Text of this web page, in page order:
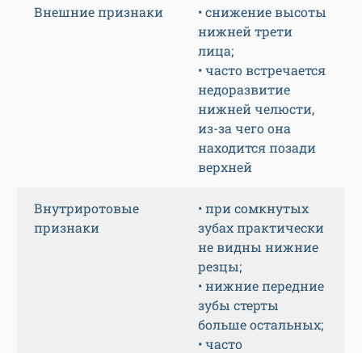
Внешние признаки
• снижение высоты
нижней трети
лица;
• часто встречается
недоразвитие
нижней челюсти,
из-за чего она
находится позади
верхней
Внутриротовые
признаки
• при сомкнутых
зубах практически
не видны нижние
резцы;
• нижние передние
зубы стерты
больше остальных;
• часто